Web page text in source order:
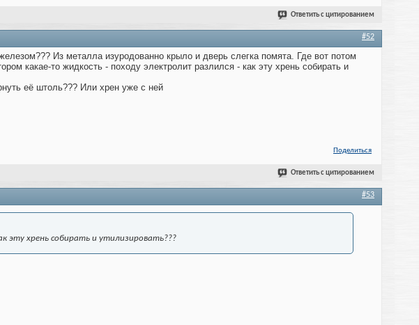
Ответить с цитированием
#52
Из металла изуродованно крыло и дверь слегка помята. Где вот потом
какае-то жидкость - походу электролит разлился - как эту хрень собирать и
её штоль??? Или хрен уже с ней
Поделиться
Ответить с цитированием
#53
эту хрень собирать и утилизировать???